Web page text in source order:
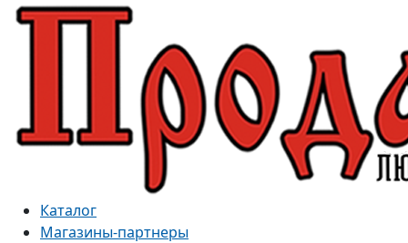
Каталог
Магазины-партнеры